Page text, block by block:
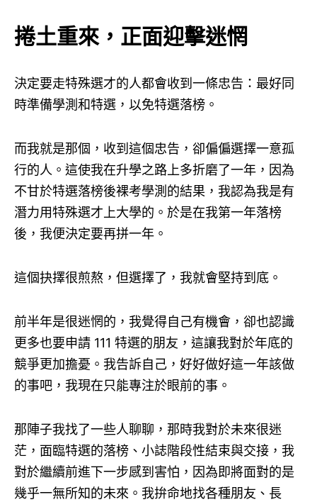
捲土重來，正面迎擊迷惘
決定要走特殊選才的人都會收到一條忠告：最好同
時準備學測和特選，以免特選落榜。
而我就是那個，收到這個忠告，卻偏偏選擇一意孤
行的人。這使我在升學之路上多折磨了一年，因為
不甘於特選落榜後裸考學測的結果，我認為我是有
潛力用特殊選才上大學的。於是在我第一年落榜
後，我便決定要再拼一年。
這個抉擇很煎熬，但選擇了，我就會堅持到底。
前半年是很迷惘的，我覺得自己有機會，卻也認識
更多也要申請 111 特選的朋友，這讓我對於年底的
競爭更加擔憂。我告訴自己，好好做好這一年該做
的事吧，我現在只能專注於眼前的事。
那陣子我找了一些人聊聊，那時我對於未來很迷
茫，面臨特選的落榜、小誌階段性結束與交接，我
對於繼續前進下一步感到害怕，因為即將面對的是
幾乎一無所知的未來。我拚命地找各種朋友、長